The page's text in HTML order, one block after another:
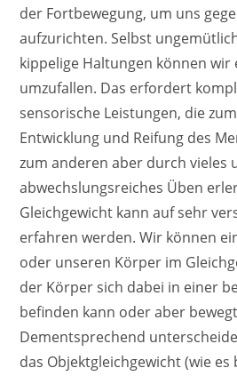
der Fortbewegung, um uns
aufzurichten. Selbst
kippelige Haltungen können
umzufallen. Das erfordert
sensorische Leistungen, die
Entwicklung und Reifung des
zum anderen aber durch vieles
abwechslungsreiches Üben
Gleichgewicht kann auf sehr
erfahren werden. Wir können
oder unseren Körper im
der Körper sich dabei in einer
befinden kann oder aber
Dementsprechend
das Objektgleichgewicht (wie